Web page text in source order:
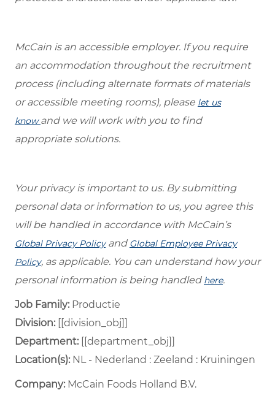
McCain is an accessible employer. If you require
an accommodation throughout the recruitment
process (including alternate formats of materials
or accessible meeting rooms), please let us
knowand we will work with you to find
appropriate solutions.
Your privacy is important to us. By submitting
personal data or information to us, you agree this
will be handled in accordance with McCain’s
Global Privacy Policyand Global Employee Privacy
Policy, as applicable. You can understand how your
personal information is being handled here.
Job Family: Productie
Division:
[[division_obj]]
Department: ​
[[department_obj]] ​
Location(s):NL - Nederland : Zeeland : Kruiningen
Company: McCain Foods Holland B.V.